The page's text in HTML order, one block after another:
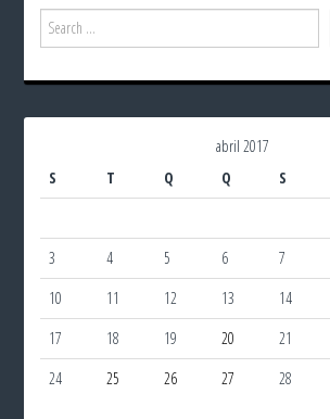
abril 2017
S
T Q Q S
3
4 5 6 7
10
11 12 13 14
17
18 19 20 21
24
25 26 27 28